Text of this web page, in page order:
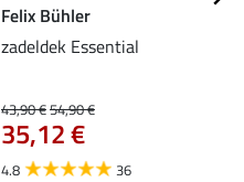
Felix Bühler
zadeldek Essential
43,90 €54,90 €
35,12 €
4.8 36